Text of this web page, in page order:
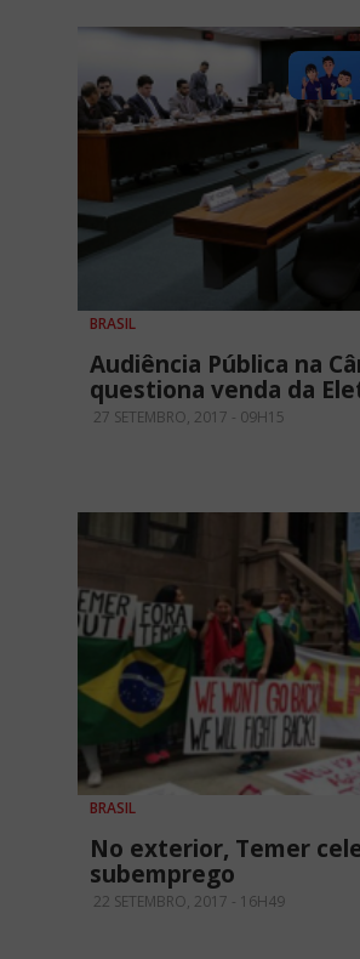
BRASIL
Audiência Pública na
questiona venda da
27 SETEMBRO, 2017 - 09H15
BRASIL
No exterior, Temer
subemprego
22 SETEMBRO, 2017 - 16H49